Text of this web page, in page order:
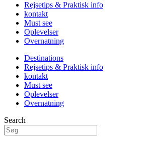
Rejsetips & Praktisk info
kontakt
Must see
Oplevelser
Overnatning
Destinations
Rejsetips & Praktisk info
kontakt
Must see
Oplevelser
Overnatning
Search